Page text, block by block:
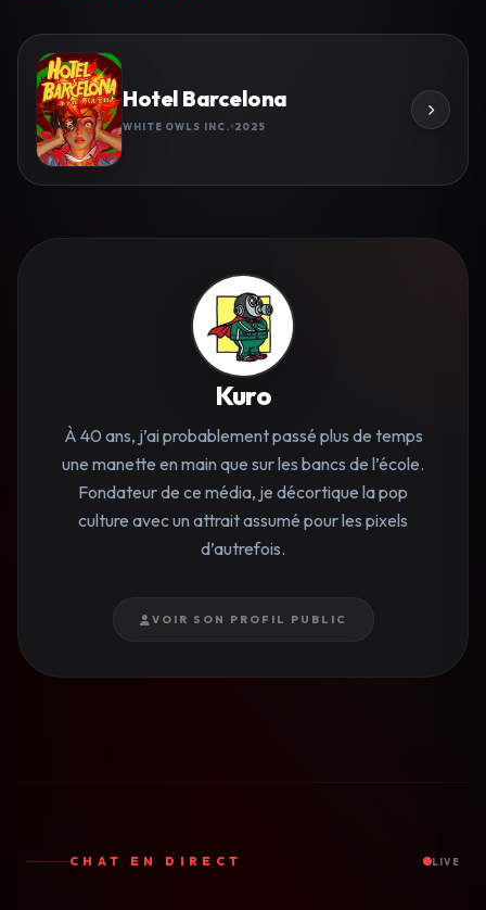
Hotel Barcelona
WHITE OWLS INC. 2025
Kuro
À 40 ans, j’ai probablement passé plus de temps
une manette en main que sur les bancs de l’école.
Fondateur de ce média, je décortique la pop
culture avec un attrait assumé pour les pixels
d’autrefois.
VOIR SON PROFIL PUBLIC
CHAT EN DIRECT LIVE